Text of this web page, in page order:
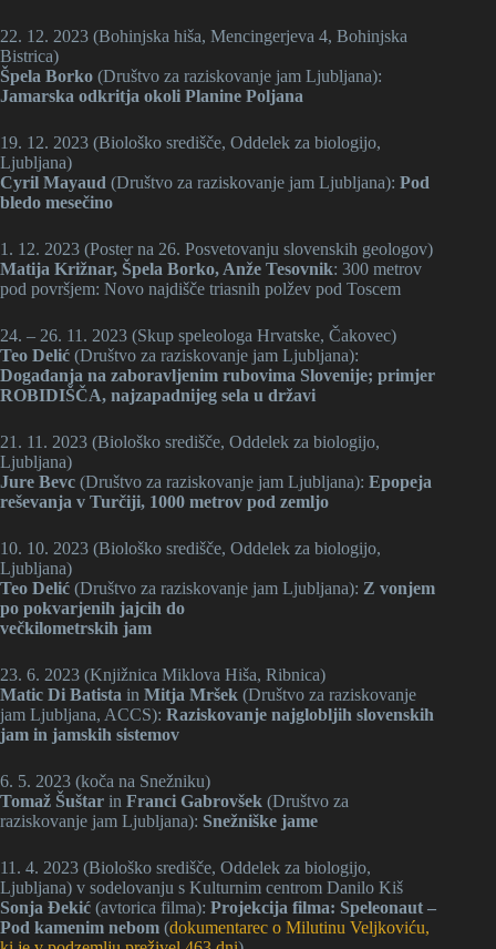
22. 12. 2023 (Bohinjska hiša, Mencingerjeva 4, Bohinjska
Bistrica)
Špela Borko (Društvo za raziskovanje jam Ljubljana):
Jamarska odkritja okoli Planine Poljana
19. 12. 2023 (Biološko središče, Oddelek za biologijo,
Ljubljana)
Cyril Mayaud (Društvo za raziskovanje jam Ljubljana): Pod
bledo mesečino
1. 12. 2023 (Poster na 26. Posvetovanju slovenskih geologov)
Matija Križnar, Špela Borko, Anže Tesovnik: 300 metrov
pod površjem: Novo najdišče triasnih polžev pod Toscem
24. – 26. 11. 2023 (Skup speleologa Hrvatske, Čakovec)
Teo Delić (Društvo za raziskovanje jam Ljubljana):
Događanja na zaboravljenim rubovima Slovenije; primjer
ROBIDIŠČA, najzapadnijeg sela u državi
21. 11. 2023 (Biološko središče, Oddelek za biologijo,
Ljubljana)
Jure Bevc (Društvo za raziskovanje jam Ljubljana): Epopeja
reševanja v Turčiji, 1000 metrov pod zemljo
10. 10. 2023 (Biološko središče, Oddelek za biologijo,
Ljubljana)
Teo Delić (Društvo za raziskovanje jam Ljubljana): Z vonjem
po pokvarjenih jajcih do
večkilometrskih jam
23. 6. 2023 (Knjižnica Miklova Hiša, Ribnica)
Matic Di Batista in Mitja Mršek (Društvo za raziskovanje
jam Ljubljana, ACCS): Raziskovanje najglobljih slovenskih
jam in jamskih sistemov
6. 5. 2023 (koča na Snežniku)
Tomaž Šuštar in Franci Gabrovšek (Društvo za
raziskovanje jam Ljubljana): Snežniške jame
11. 4. 2023 (Biološko središče, Oddelek za biologijo,
Ljubljana) v sodelovanju s Kulturnim centrom Danilo Kiš
Sonja Đekić (avtorica filma): Projekcija filma: Speleonaut –
Pod kamenim nebom (dokumentarec o Milutinu Veljkoviću,